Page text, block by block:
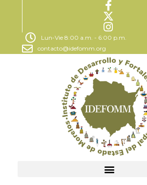
Lun-Vie 8:00 a.m. - 6:00 p.m.
contacto@idefomm.org